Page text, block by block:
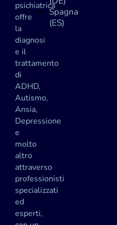
psichiatrica
offre
la
diagnosi
e il
trattamento
di
ADHD,
Autismo,
Ansia,
Depressione
e
molto
altro
attraverso
professionisti
specializzati
ed
esperti,
Spagna
(ES)